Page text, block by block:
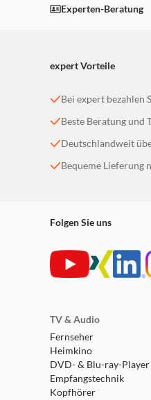
Experten-Beratung
expert Vorteile
Bei expert bezahlen
Beste Beratung und
Deutschlandweit
Bequeme Lieferung
Folgen Sie uns
TV & Audio
Fernseher
Heimkino
DVD- & Blu-ray-Player
Empfangstechnik
Kopfhörer